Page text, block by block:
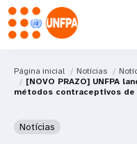
Página inicial Notícias
[NOVO PRAZO] UNFPA
métodos contraceptivos de
Notícias